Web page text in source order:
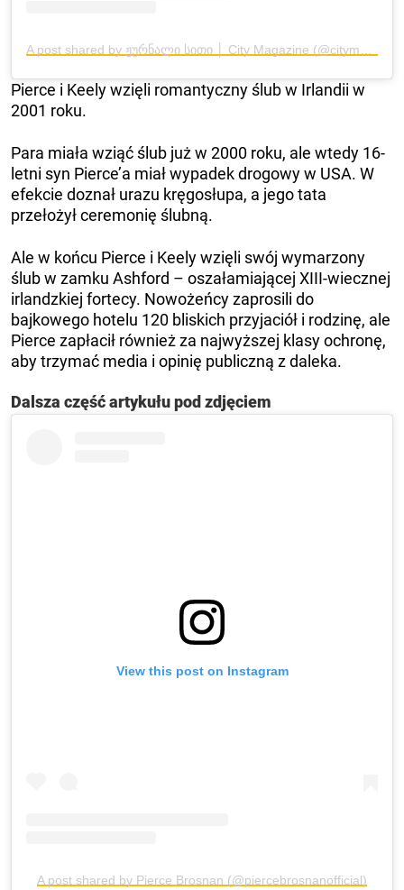
A post shared by ჟურნალი სითი │ City Magazine (@citymagazineofficial)
Pierce i Keely wzięli romantyczny ślub w Irlandii w
2001 roku.
Para miała wziąć ślub już w 2000 roku, ale wtedy 16-
letni syn Pierce’a miał wypadek drogowy w USA. W
efekcie doznał urazu kręgosłupa, a jego tata
przełożył ceremonię ślubną.
Ale w końcu Pierce i Keely wzięli swój wymarzony
ślub w zamku Ashford – oszałamiającej XIII-wiecznej
irlandzkiej fortecy. Nowożeńcy zaprosili do
bajkowego hotelu 120 bliskich przyjaciół i rodzinę, ale
Pierce zapłacił również za najwyższej klasy ochronę,
aby trzymać media i opinię publiczną z daleka.
Dalsza część artykułu pod zdjęciem
View this post on Instagram
A post shared by Pierce Brosnan (@piercebrosnanofficial)